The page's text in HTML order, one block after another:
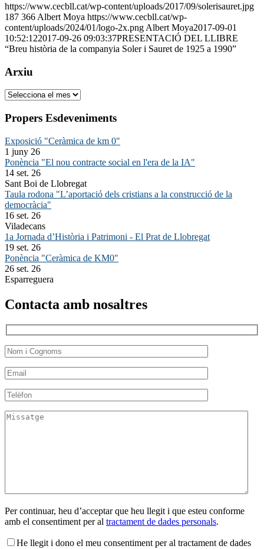
https://www.cecbll.cat/wp-content/uploads/2017/09/solerisauret.jpg
187 366 Albert Moya https://www.cecbll.cat/wp-
content/uploads/2024/01/logo-2x.png Albert Moya2017-09-01
10:52:122017-09-26 09:03:37PRESENTACIÓ DEL LLIBRE
“Breu història de la companyia Soler i Sauret de 1925 a 1990”
Arxiu
Arxiu
Propers Esdeveniments
Exposició "Ceràmica de km 0"
1 juny 26
Ponència "El nou contracte social en l'era de la IA"
14 set. 26
Sant Boi de Llobregat
Taula rodona "L’aportació dels cristians a la construcció de la
democràcia"
16 set. 26
Viladecans
1a Jornada d’Història i Patrimoni - El Prat de Llobregat
19 set. 26
Ponència "Ceràmica de KM0"
26 set. 26
Esparreguera
Contacta amb nosaltres
Per continuar, heu d’acceptar que heu llegit i que esteu conforme
amb el consentiment per al tractament de dades personals.
He llegit i dono el meu consentiment per al tractament de dades